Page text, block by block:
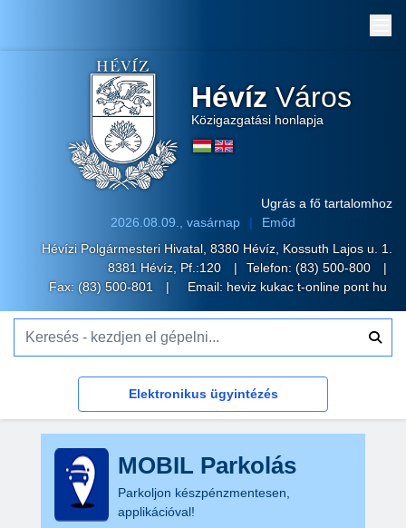
Hévíz Város
Közigazgatási honlapja
Ugrás a fő tartalomhoz
2026.08.09., vasárnap
Emőd
Hévízi Polgármesteri Hivatal, 8380 Hévíz, Kossuth Lajos u. 1.
8381 Hévíz, Pf.:120
Telefon: (83) 500-800
Fax: (83) 500-801
Email: heviz kukac t-online pont hu
Elektronikus ügyintézés
MOBIL Parkolás
Parkoljon készpénzmentesen,
applikációval!